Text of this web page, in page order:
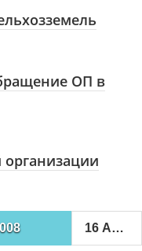
ОП в
организации
16 АВГУСТА 2008